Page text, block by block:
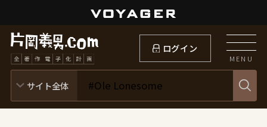
ログイン
MENU